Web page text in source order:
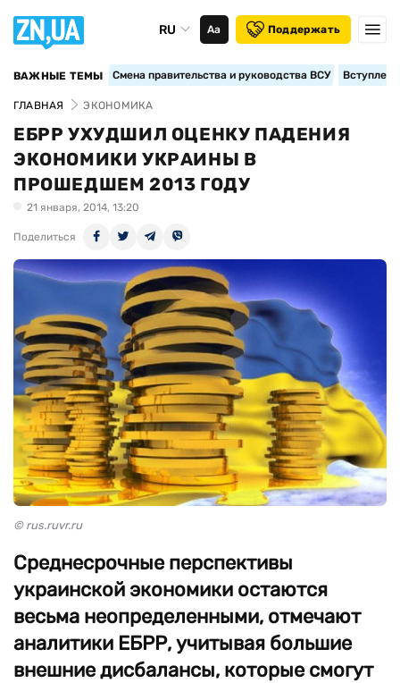
RU Аа Поддержать
ВАЖНЫЕ ТЕМЫ Смена правительства и руководства ВСУ
ГЛАВНАЯ ЭКОНОМИКА
ЕБРР УХУДШИЛ ОЦЕНКУ ПАДЕНИЯ
ЭКОНОМИКИ УКРАИНЫ В
ПРОШЕДШЕМ 2013 ГОДУ
21 января, 2014, 13:20
Поделиться
© rus.ruvr.ru
Среднесрочные перспективы
украинской экономики остаются
весьма неопределенными, отмечают
аналитики ЕБРР, учитывая большие
внешние дисбалансы, которые смогут